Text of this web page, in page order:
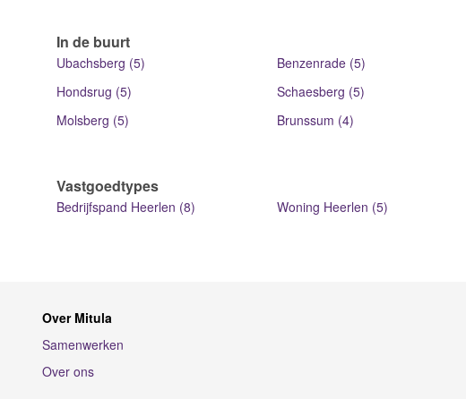
In de buurt
Ubachsberg (5) Benzenrade (5)
Hondsrug (5)
Schaesberg (5)
Molsberg (5)
Brunssum (4)
Vastgoedtypes
Bedrijfspand Heerlen (8) Woning Heerlen (5)
Over Mitula
Samenwerken
Over ons